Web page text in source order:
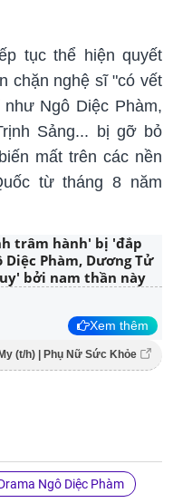
tục thể hiện quyết
chặn nghệ sĩ "có vết
Ngô Diệc Phàm,
Sảng... bị gỡ bỏ
mất trên các nền
từ tháng 8 năm
trâm hành' bị 'đắp
Diệc Phàm, Dương Tử
bởi nam thần này
Xem thêm
(t/h) | Phụ Nữ Sức Khỏe
Ngô Diệc Phàm